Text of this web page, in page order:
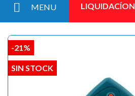
MENU LIQUIDACÍON
-21%
SIN STOCK